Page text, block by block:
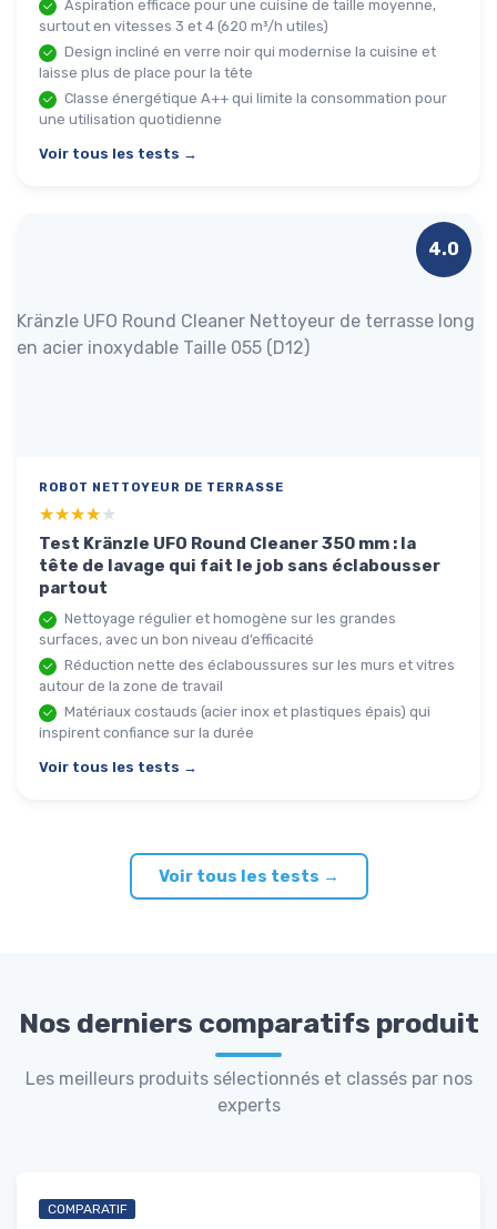
Aspiration efficace pour une cuisine de taille moyenne,
surtout en vitesses 3 et 4 (620 m³/h utiles)
Design incliné en verre noir qui modernise la cuisine et
laisse plus de place pour la tête
Classe énergétique A++ qui limite la consommation pour
une utilisation quotidienne
Voir tous les tests →
Kränzle UFO Round Cleaner Nettoyeur de terrasse long
en acier inoxydable Taille 055 (D12)
4.0
ROBOT NETTOYEUR DE TERRASSE
★★★★★
★★★★★
Test Kränzle UFO Round Cleaner 350 mm : la
tête de lavage qui fait le job sans éclabousser
partout
Nettoyage régulier et homogène sur les grandes
surfaces, avec un bon niveau d’efficacité
Réduction nette des éclaboussures sur les murs et vitres
autour de la zone de travail
Matériaux costauds (acier inox et plastiques épais) qui
inspirent confiance sur la durée
Voir tous les tests →
Voir tous les tests →
Nos derniers comparatifs produit
Les meilleurs produits sélectionnés et classés par nos
experts
COMPARATIF